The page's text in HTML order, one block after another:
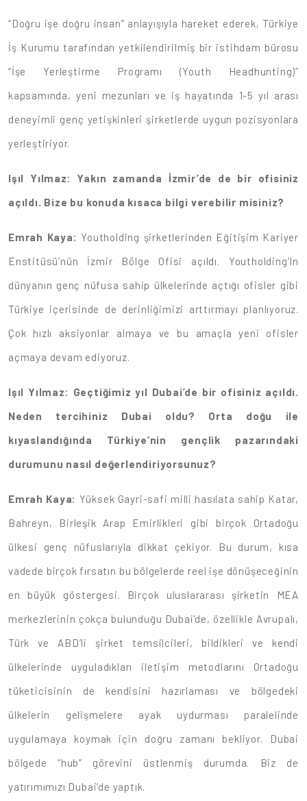
“Doğru işe doğru insan” anlayışıyla hareket ederek, Türkiye
İş Kurumu tarafından yetkilendirilmiş bir istihdam bürosu
“İşe Yerleştirme Programı (Youth Headhunting)”
kapsamında, yeni mezunları ve iş hayatında 1-5 yıl arası
deneyimli genç yetişkinleri şirketlerde uygun pozisyonlara
yerleştiriyor.
Işıl Yılmaz: Yakın zamanda İzmir’de de bir ofisiniz
açıldı. Bize bu konuda kısaca bilgi verebilir misiniz?
Emrah Kaya: Youtholding şirketlerinden Eğitişim Kariyer
Enstitüsü’nün İzmir Bölge Ofisi açıldı. Youtholding’In
dünyanın genç nüfusa sahip ülkelerinde açtığı ofisler gibi
Türkiye içerisinde de derinliğimizi arttırmayı planlıyoruz.
Çok hızlı aksiyonlar almaya ve bu amaçla yeni ofisler
açmaya devam ediyoruz.
Işıl Yılmaz: Geçtiğimiz yıl Dubai’de bir ofisiniz açıldı.
Neden tercihiniz Dubai oldu? Orta doğu ile
kıyaslandığında Türkiye’nin gençlik pazarındaki
durumunu nasıl değerlendiriyorsunuz?
Emrah Kaya: Yüksek Gayri-safi milli hasılata sahip Katar,
Bahreyn, Birleşik Arap Emirlikleri gibi birçok Ortadoğu
ülkesi genç nüfuslarıyla dikkat çekiyor. Bu durum, kısa
vadede birçok fırsatın bu bölgelerde reel işe dönüşeceğinin
en büyük göstergesi. Birçok uluslararası şirketin MEA
merkezlerinin çokça bulunduğu Dubai’de, özellikle Avrupalı,
Türk ve ABD’li şirket temsilcileri, bildikleri ve kendi
ülkelerinde uyguladıkları iletişim metodlarını Ortadoğu
tüketicisinin de kendisini hazırlaması ve bölgedeki
ülkelerin gelişmelere ayak uydurması paralelinde
uygulamaya koymak için doğru zamanı bekliyor. Dubai
bölgede “hub” görevini üstlenmiş durumda. Biz de
yatırımımızı Dubai’de yaptık.